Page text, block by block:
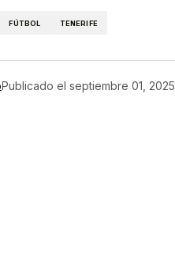
FÚTBOL TENERIFE
Publicado el septiembre 01, 2025